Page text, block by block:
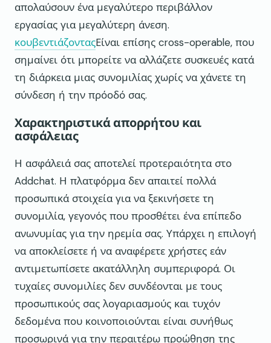
απολαύσουν ένα μεγαλύτερο περιβάλλον
εργασίας για μεγαλύτερη άνεση.
κουβεντιάζονταςΕίναι επίσης cross-operable, που
σημαίνει ότι μπορείτε να αλλάζετε συσκευές κατά
τη διάρκεια μιας συνομιλίας χωρίς να χάνετε τη
σύνδεση ή την πρόοδό σας.
Χαρακτηριστικά απορρήτου και
ασφάλειας
Η ασφάλειά σας αποτελεί προτεραιότητα στο
Addchat. Η πλατφόρμα δεν απαιτεί πολλά
προσωπικά στοιχεία για να ξεκινήσετε τη
συνομιλία, γεγονός που προσθέτει ένα επίπεδο
ανωνυμίας για την ηρεμία σας. Υπάρχει η επιλογή
να αποκλείσετε ή να αναφέρετε χρήστες εάν
αντιμετωπίσετε ακατάλληλη συμπεριφορά. Οι
τυχαίες συνομιλίες δεν συνδέονται με τους
προσωπικούς σας λογαριασμούς και τυχόν
δεδομένα που κοινοποιούνται είναι συνήθως
προσωρινά για την περαιτέρω προώθηση της